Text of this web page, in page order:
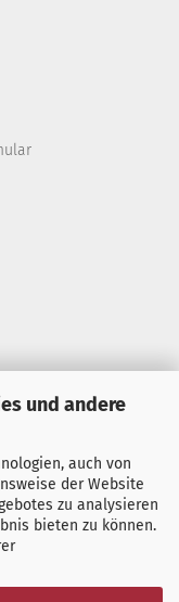
und andere
auch von
der Website
zu analysieren
bieten zu können.